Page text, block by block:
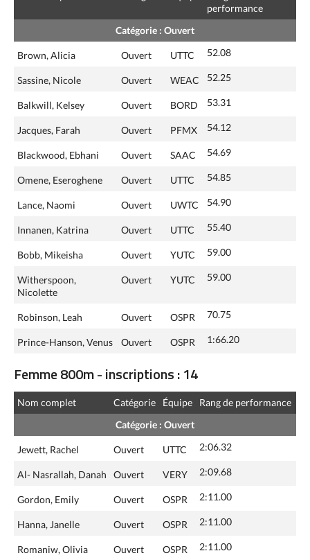
performance
Catégorie : Ouvert
Brown, Alicia Ouvert UTTC 52.08
Sassine, Nicole Ouvert WEAC 52.25
Balkwill, Kelsey Ouvert BORD 53.31
Jacques, Farah Ouvert PFMX 54.12
Blackwood, Ebhani Ouvert SAAC 54.69
Omene, Eseroghene Ouvert UTTC 54.85
Lance, Naomi Ouvert UWTC 54.90
Innanen, Katrina Ouvert UTTC 55.40
Bobb, Mikeisha Ouvert YUTC 59.00
Witherspoon,
Nicolette
Ouvert YUTC 59.00
Robinson, Leah Ouvert OSPR 70.75
Prince-Hanson, Venus Ouvert OSPR 1:66.20
Femme 800m - inscriptions : 14
Nom complet Catégorie Équipe
Rang de performance
Catégorie : Ouvert
Jewett, Rachel Ouvert UTTC 2:06.32
Al- Nasrallah, Danah Ouvert VERY 2:09.68
Gordon, Emily Ouvert OSPR 2:11.00
Hanna, Janelle Ouvert OSPR 2:11.00
Romaniw, Olivia Ouvert OSPR 2:11.00